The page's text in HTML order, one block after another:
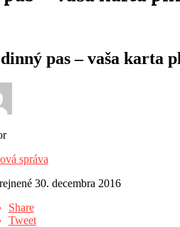
pas – vaša karta
správa
30. decembra 2016
Share
Tweet